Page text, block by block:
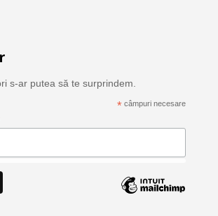
s-ar putea să te surprindem.
* câmpuri necesare